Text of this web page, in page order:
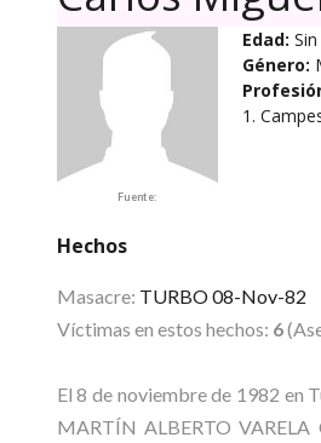
Fuente:
Edad:
Género:
1.
Hechos
Masacre: TURBO 08-Nov-82
Víctimas en estos hechos: 6
El 8 de noviembre de 1982 en
MARTÍN ALBERTO VARELA